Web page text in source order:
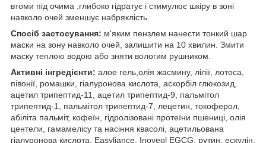
втоми під очима ,глибоко гідратує і стимулює шкіру в зоні
навколо очей зменшує набряклість.
Спосіб застосування: м'яким пензлем нанести тонкий шар
маски на зону навколо очей, залишити на 10 хвилин. Змити
маску теплою водою або зняти вологим рушником.
Активні інгредієнти: алое гель,олія жасмину, лілії, лотоса,
півонії, ромашки, гіалуронова кислота, аскорбіл глюкозид,
ацетил трипептид-11, ацетил трипептид-9, пальмітол
трипептид-1, пальмітол трипептид-7, лецетин, токоферол,
абіліта пальміт, кофеїн, гідролізовані протеїни пшениці, олія
центели, гамамелісу та насіння квасолі, ацетильована
гіалуронова кислота, Easyliance, Inoveol EGCG, рутин, ескулін.